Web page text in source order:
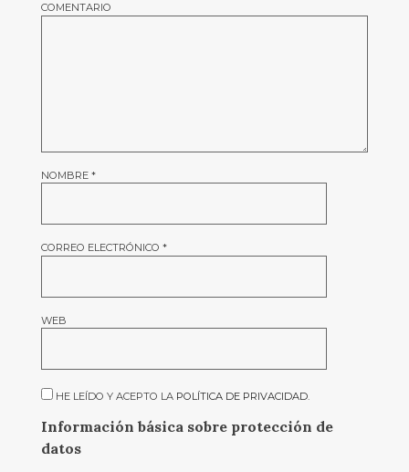
COMENTARIO
NOMBRE *
CORREO ELECTRÓNICO *
WEB
HE LEÍDO Y ACEPTO LA POLÍTICA DE PRIVACIDAD.
Información básica sobre protección de
datos